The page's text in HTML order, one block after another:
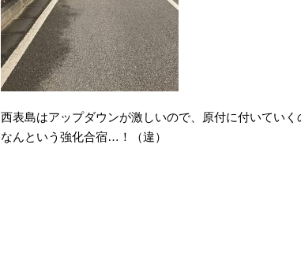
西表島はアップダウンが激しいので、原付に付いてい
なんという強化合宿…！（違）